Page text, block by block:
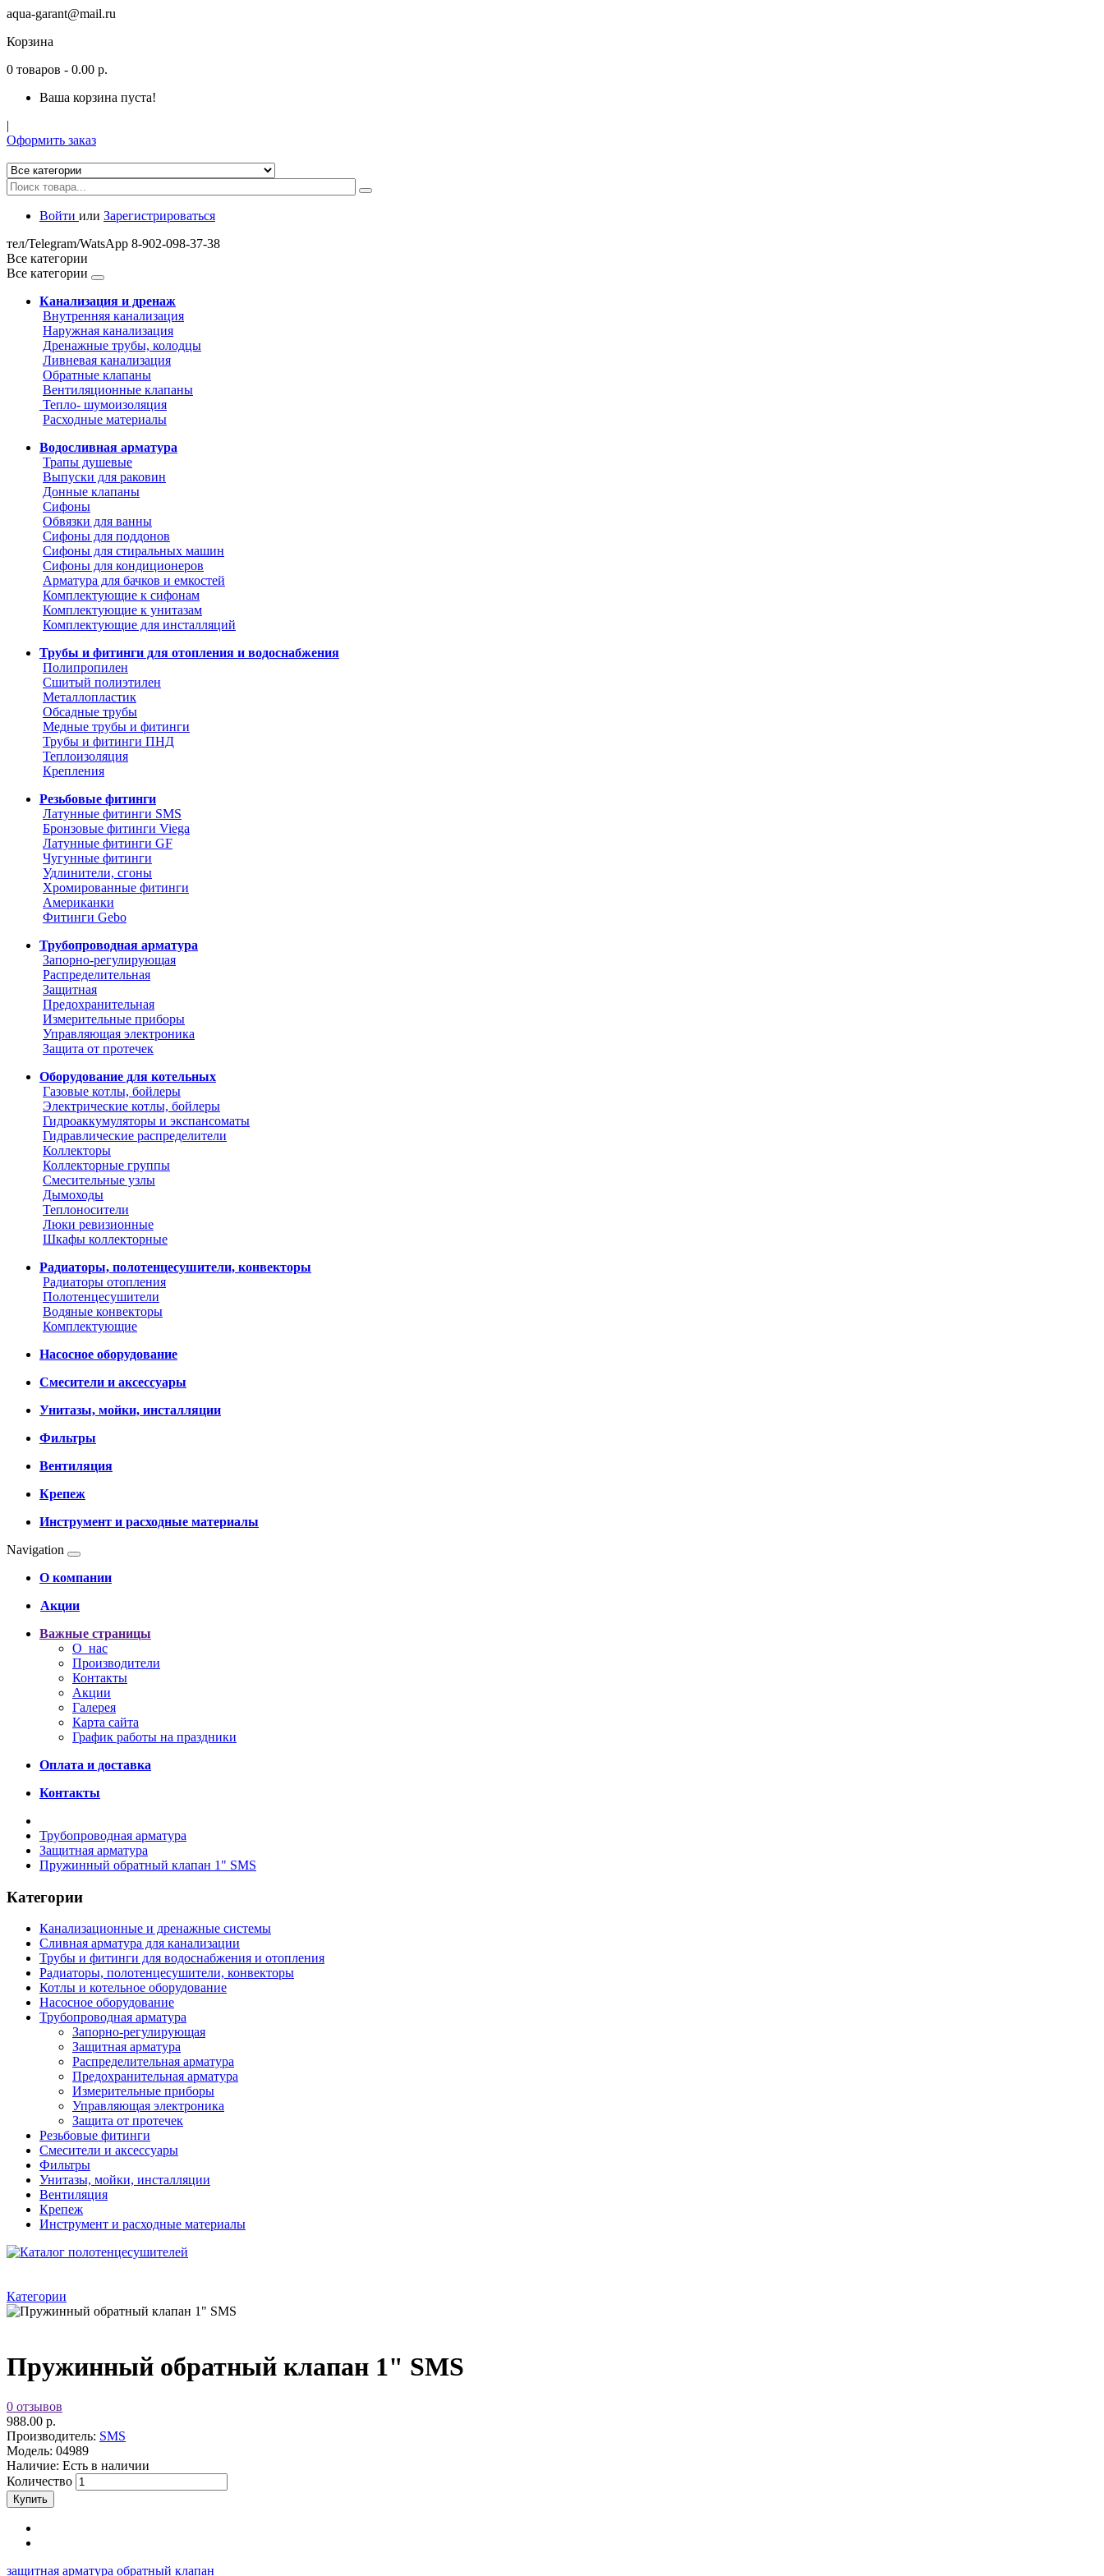
aqua-garant@mail.ru
Корзина
0 товаров - 0.00 р.
Ваша корзина пуста!
|
Оформить заказ
Войти или Зарегистрироваться
тел/Telegram/WatsApp 8-902-098-37-38
Все категории
Все категории
Канализация и дренаж
Внутренняя канализация
Наружная канализация
Дренажные трубы, колодцы
Ливневая канализация
Обратные клапаны
Вентиляционные клапаны
Тепло- шумоизоляция
Расходные материалы
Водосливная арматура
Трапы душевые
Выпуски для раковин
Донные клапаны
Сифоны
Обвязки для ванны
Сифоны для поддонов
Сифоны для стиральных машин
Сифоны для кондиционеров
Арматура для бачков и емкостей
Комплектующие к сифонам
Комплектующие к унитазам
Комплектующие для инсталляций
Трубы и фитинги для отопления и водоснабжения
Полипропилен
Сшитый полиэтилен
Металлопластик
Обсадные трубы
Медные трубы и фитинги
Трубы и фитинги ПНД
Теплоизоляция
Крепления
Резьбовые фитинги
Латунные фитинги SMS
Бронзовые фитинги Viega
Латунные фитинги GF
Чугунные фитинги
Удлинители, сгоны
Хромированные фитинги
Американки
Фитинги Gebo
Трубопроводная арматура
Запорно-регулирующая
Распределительная
Защитная
Предохранительная
Измерительные приборы
Управляющая электроника
Защита от протечек
Оборудование для котельных
Газовые котлы, бойлеры
Электрические котлы, бойлеры
Гидроаккумуляторы и экспансоматы
Гидравлические распределители
Коллекторы
Коллекторные группы
Смесительные узлы
Дымоходы
Теплоносители
Люки ревизионные
Шкафы коллекторные
Радиаторы, полотенцесушители, конвекторы
Радиаторы отопления
Полотенцесушители
Водяные конвекторы
Комплектующие
Насосное оборудование
Смесители и аксессуары
Унитазы, мойки, инсталляции
Фильтры
Вентиляция
Крепеж
Инструмент и расходные материалы
Navigation
О компании
Акции
Важные страницы
О нас
Производители
Контакты
Акции
Галерея
Карта сайта
График работы на праздники
Оплата и доставка
Контакты
Трубопроводная арматура
Защитная арматура
Пружинный обратный клапан 1" SMS
Категории
Канализационные и дренажные системы
Сливная арматура для канализации
Трубы и фитинги для водоснабжения и отопления
Радиаторы, полотенцесушители, конвекторы
Котлы и котельное оборудование
Насосное оборудование
Трубопроводная арматура
Запорно-регулирующая
Защитная арматура
Распределительная арматура
Предохранительная арматура
Измерительные приборы
Управляющая электроника
Защита от протечек
Резьбовые фитинги
Смесители и аксессуары
Фильтры
Унитазы, мойки, инсталляции
Вентиляция
Крепеж
Инструмент и расходные материалы
Категории
Пружинный обратный клапан 1" SMS
0 отзывов
988.00 р.
Производитель: SMS
Модель: 04989
Наличие: Есть в наличии
Количество
защитная арматура обратный клапан